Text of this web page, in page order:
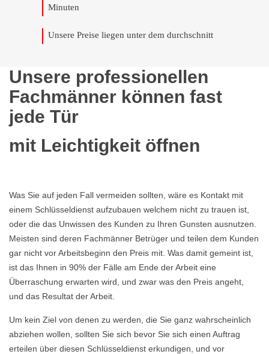
Minuten
Unsere Preise liegen unter dem durchschnitt
Unsere professionellen
Fachmänner können fast
jede Tür
mit Leichtigkeit öffnen
Was Sie auf jeden Fall vermeiden sollten, wäre es Kontakt mit
einem Schlüsseldienst aufzubauen welchem nicht zu trauen ist,
oder die das Unwissen des Kunden zu Ihren Gunsten ausnutzen.
Meisten sind deren Fachmänner Betrüger und teilen dem Kunden
gar nicht vor Arbeitsbeginn den Preis mit. Was damit gemeint ist,
ist das Ihnen in 90% der Fälle am Ende der Arbeit eine
Überraschung erwarten wird, und zwar was den Preis angeht,
und das Resultat der Arbeit.
Um kein Ziel von denen zu werden, die Sie ganz wahrscheinlich
abziehen wollen, sollten Sie sich bevor Sie sich einen Auftrag
erteilen über diesen Schlüsseldienst erkundigen, und vor